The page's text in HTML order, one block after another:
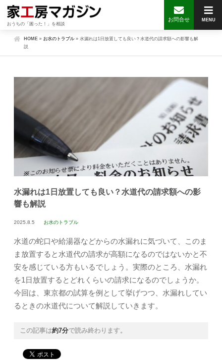
おうちの「困った！」を相談
MENU
お問合せ
HOME » お水のトラブル » 水漏れは1日放置しても良い？水道代の請求額への影響も解
説
水漏れは1日放置しても良い？水道代の請求額への影
響も解説
2025.8.5 お水のトラブル
水道の蛇口や給湯器などからの水漏れに気づいて、このま
ま放置すると水道代の請求が高額になるのではないかと不
安を感じている方もいるでしょう。実際のところ、水漏れ
を1日放置するとどれくらいの請求になるのでしょうか。
今回は、東京都の試算を例として挙げつつ、水漏れしてい
るときの水道代について解説していきます。
この記事は約7分で読み終わります。